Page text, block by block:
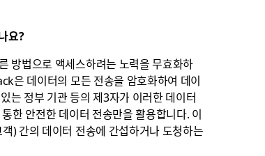
요?
방법으로 액세스하려는 노력을 무효화하
은 데이터의 모든 전송을 암호화하여 데이
는 정부 기관 등의 제3자가 이러한 데이터
한 안전한 데이터 전송만을 활용합니다. 이
) 간의 데이터 전송에 간섭하거나 도청하는